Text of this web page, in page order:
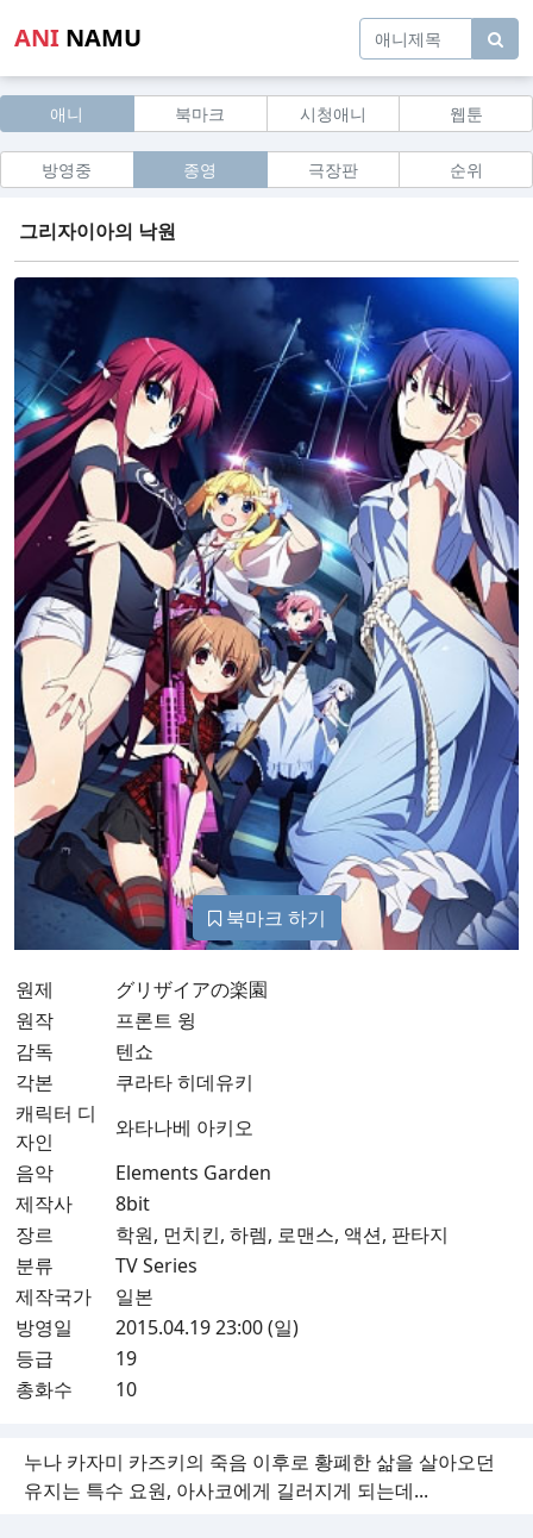
ANI NAMU
애니 북마크 시청애니 웹툰
방영중 종영 극장판 순위
그리자이아의 낙원
북마크 하기
원제
グリザイアの楽園
원작
프론트 윙
감독
텐쇼
각본
쿠라타 히데유키
캐릭터 디
자인
와타나베 아키오
음악
Elements Garden
제작사
8bit
장르
학원, 먼치킨, 하렘, 로맨스, 액션, 판타지
분류
TV Series
제작국가
일본
방영일
2015.04.19 23:00 (일)
등급
19
총화수
10
누나 카자미 카즈키의 죽음 이후로 황폐한 삶을 살아오던
유지는 특수 요원, 아사코에게 길러지게 되는데...